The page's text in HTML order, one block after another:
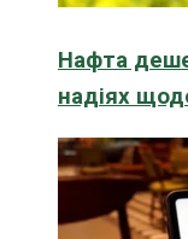
Нафта
надіях